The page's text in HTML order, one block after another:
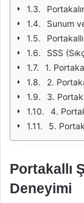
Sunum
SSS
1.
2.
3.
4.
5.
Portakallı
Deneyimi